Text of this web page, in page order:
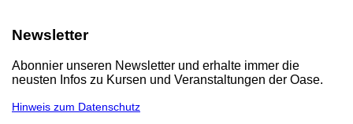
Newsletter
Abonnier unseren Newsletter und erhalte immer die
neusten Infos zu Kursen und Veranstaltungen der Oase.
Hinweis zum Datenschutz